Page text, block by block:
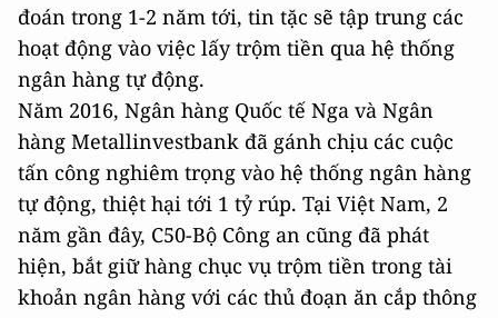
đoán trong 1-2 năm tới, tin tặc sẽ tập trung các
hoạt động vào việc lấy trộm tiền qua hệ thống
ngân hàng tự động.
Năm 2016, Ngân hàng Quốc tế Nga và Ngân
hàng Metallinvestbank đã gánh chịu các cuộc
tấn công nghiêm trọng vào hệ thống ngân hàng
tự động, thiệt hại tới 1 tỷ rúp. Tại Việt Nam, 2
năm gần đây, C50-Bộ Công an cũng đã phát
hiện, bắt giữ hàng chục vụ trộm tiền trong tài
khoản ngân hàng với các thủ đoạn ăn cắp thông